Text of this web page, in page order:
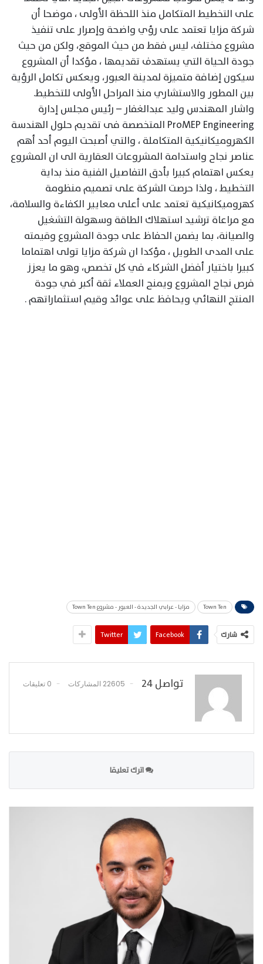
على التخطيط المتكامل منذ اللحظة الأولى ، موضحا أن
شركة مزايا تعتمد على رؤي واضحة وإصرار على تنفيذ
مشروع مختلف، ليس فقط من حيث الموقع، ولكن من حيث
جودة الحياة التي يستهدف تقديمها ، مؤكدا أن المشروع
سيكون إضافة متميزة لمدينة العبور، ويعكس تكامل الرؤية
بين المطور والاستشاري منذ المراحل الأولى للتخطيط.
واشار المهندس وليد عبدالغفار – رئيس مجلس إدارة
ProMEP Engineering المتخصصة فى تقديم حلول الهندسة
الكهروميكانيكية المتكاملة ، والتي أصبحت اليوم أحد أهم
عناصر نجاح واستدامة المشروعات العقارية الى ان المشروع
يعكس اهتمام كبيرا بأدق التفاصيل الفنية منذ بداية
التخطيط ، ولذا حرصت الشركة على تصميم منظومة
كهروميكانيكية تعتمد على أعلى معايير الكفاءة والسلامة،
مع مراعاة ترشيد استهلاك الطاقة وسهولة التشغيل
والصيانة، بما يضمن الحفاظ على جودة المشروع وقيمته
على المدى الطويل ، مؤكدا ان شركة مزايا تولى اهتماما
كبيرا باختيار أفضل الشركاء في كل تخصص، وهو ما يعزز
فرص نجاح المشروع ويمنح العملاء ثقة أكبر في جودة
المنتج النهائي ويحافظ على عوائد وقيم استثماراتهم .
Town Ten مزايا - عرابي الجديدة - العبور - مشروع Town Ten
شارك Facebook
Twitter
تواصل 24 22605 المشاركات 0 تعليقات
اترك تعليقا